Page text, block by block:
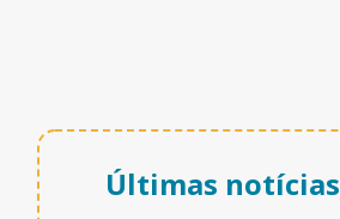
Últimas notícias